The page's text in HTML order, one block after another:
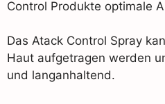
Control Produkte optimale
Das Atack Control Spray
Haut aufgetragen werden
und langanhaltend.